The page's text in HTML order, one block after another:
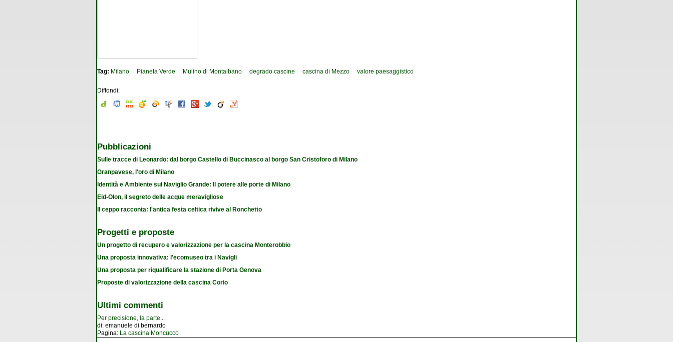
Tag: Milano Pianeta Verde Mulino di Montalbano degrado cascine cascina di Mezzo valore paesaggistico
Diffondi:
Pubblicazioni
Sulle tracce di Leonardo: dal borgo Castello di Buccinasco al borgo San Cristoforo di Milano
Granpavese, l'oro di Milano
Identità e Ambiente sul Naviglio Grande: Il potere alle porte di Milano
Eid-Olon, il segreto delle acque meravigliose
Il ceppo racconta: l'antica festa celtica rivive al Ronchetto
Progetti e proposte
Un progetto di recupero e valorizzazione per la cascina Monterobbio
Una proposta innovativa: l'ecomuseo tra i Navigli
Una proposta per riqualificare la stazione di Porta Genova
Proposte di valorizzazione della cascina Corio
Ultimi commenti
Per precisione, la parte
di: emanuele di bernardo
Pagina: La cascina Moncucco